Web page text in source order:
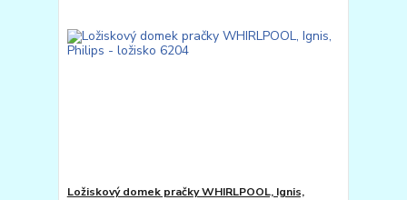
Ložiskový domek pračky WHIRLPOOL, Ignis,